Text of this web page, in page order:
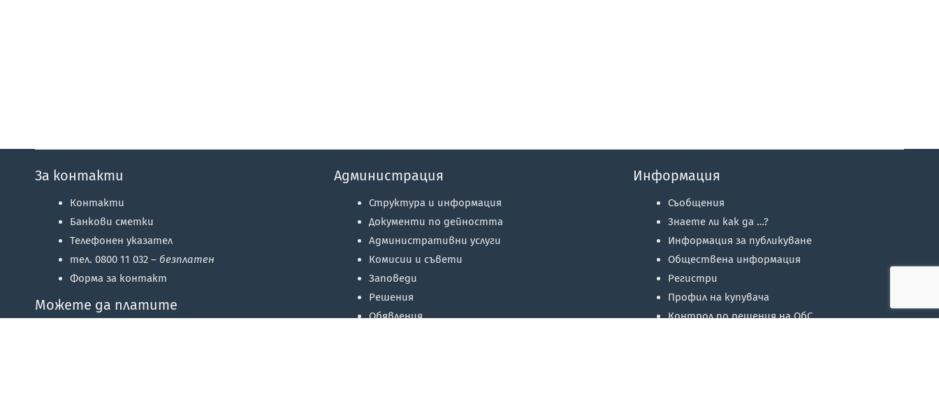
За контакти
Контакти
Банкови сметки
Телефонен указател
тел. 0800 11 032 – безплатен
Форма за контакт
Можете да платите
Администрация
Структура и информация
Документи по дейността
Административни услуги
Комисии и съвети
Заповеди
Решения
Обявления
Информация
Съобщения
Знаете ли как да …?
Информация за публикуване
Обществена информация
Регистри
Профил на купувача
Контрол по решения на ОбС